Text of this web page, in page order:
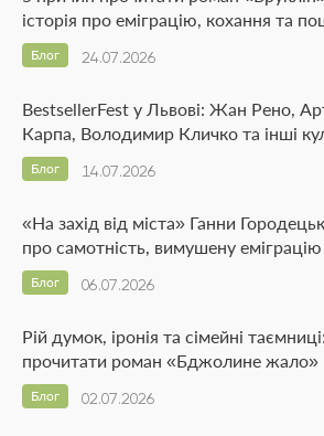
історія про еміграцію, кохання та
24.07.2026
Блог
BestsellerFest у Львові: Жан Рено,
Карпа, Володимир Кличко та інші
14.07.2026
Блог
«На захід від міста» Ганни
про самотність, вимушену
06.07.2026
Блог
Рій думок, іронія та сімейні
прочитати роман «Бджолине
02.07.2026
Блог